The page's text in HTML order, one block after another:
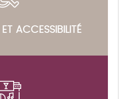
ACCESSIBILITÉ